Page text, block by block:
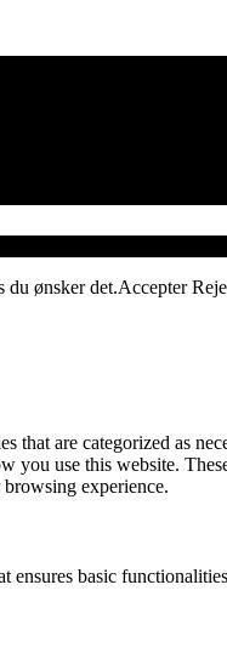
du ønsker det.Accepter
are categorized as
you use this website.
experience.
basic